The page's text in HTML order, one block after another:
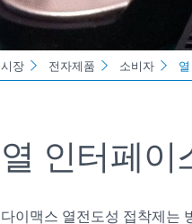
시장 전자제품 소비자
열 인터페이
다이맥스 열전도성 접착제는